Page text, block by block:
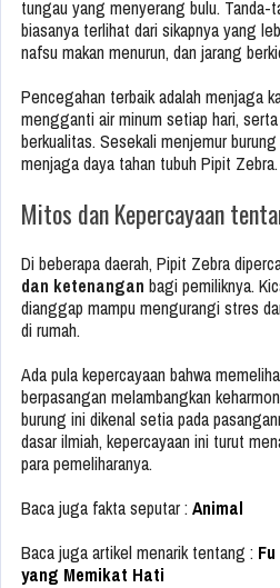
tungau yang menyerang bulu. Tanda-
biasanya terlihat dari sikapnya yang
nafsu makan menurun, dan jarang
Pencegahan terbaik adalah menjaga
mengganti air minum setiap hari,
berkualitas. Sesekali menjemur
menjaga daya tahan tubuh Pipit Zebra.
Mitos dan Kepercayaan
Di beberapa daerah, Pipit Zebra
dan ketenangan bagi pemiliknya.
dianggap mampu mengurangi stres
di rumah.
Ada pula kepercayaan bahwa
berpasangan melambangkan
burung ini dikenal setia pada
dasar ilmiah, kepercayaan ini turut
para pemeliharanya.
Baca juga fakta seputar : Animal
Baca juga artikel menarik tentang :
yang Memikat Hati